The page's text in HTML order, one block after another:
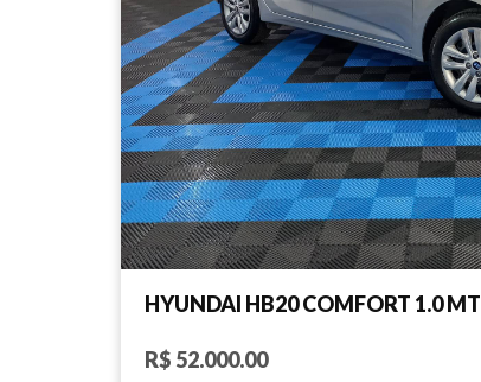
HYUNDAI HB20 COMFORT 1.0 MT
R$ 52.000.00